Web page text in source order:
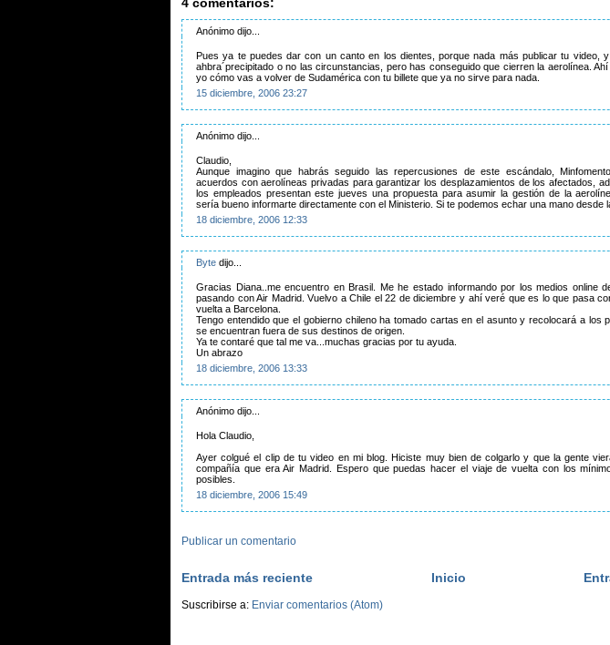
4 comentarios:
Anónimo dijo...
Pues ya te puedes dar con un canto en los dientes, porque nada más publicar tu video,
ahbra´precipitado o no las circunstancias, pero has conseguido que cierren la aerolínea.
yo cómo vas a volver de Sudamérica con tu billete que ya no sirve para nada.
15 diciembre, 2006 23:27
Anónimo dijo...
Claudio,
Aunque imagino que habrás seguido las repercusiones de este escándalo,
acuerdos con aerolíneas privadas para garantizar los desplazamientos de los afectados,
los empleados presentan este jueves una propuesta para asumir la gestión de la
sería bueno informarte directamente con el Ministerio. Si te podemos echar una mano desde la
18 diciembre, 2006 12:33
Byte dijo...
Gracias Diana..me encuentro en Brasil. Me he estado informando por los medios online
pasando con Air Madrid. Vuelvo a Chile el 22 de diciembre y ahí veré que es lo que pasa
vuelta a Barcelona.
Tengo entendido que el gobierno chileno ha tomado cartas en el asunto y recolocará a los
se encuentran fuera de sus destinos de origen.
Ya te contaré que tal me va...muchas gracias por tu ayuda.
Un abrazo
18 diciembre, 2006 13:33
Anónimo dijo...
Hola Claudio,
Ayer colgué el clip de tu video en mi blog. Hiciste muy bien de colgarlo y que la gente
compañía que era Air Madrid. Espero que puedas hacer el viaje de vuelta con los
posibles.
18 diciembre, 2006 15:49
Publicar un comentario
Entrada más reciente Inicio
Suscribirse a: Enviar comentarios (Atom)